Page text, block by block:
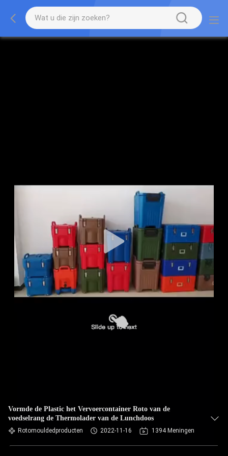
Vormde de Plastic het Vervoercontainer Roto van de
voedselrang de Thermolader van de Lunchdoos
Rotomouldedproducten 2022-11-16 1394 Meningen